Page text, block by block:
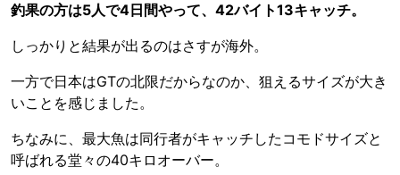
釣果の方は5人で4日間やって、42バイト13キャッチ。
しっかりと結果が出るのはさすが海外。
一方で日本はGTの北限だからなのか、狙えるサイズが大き
いことを感じました。
ちなみに、最大魚は同行者がキャッチしたコモドサイズと
呼ばれる堂々の40キロオーバー。